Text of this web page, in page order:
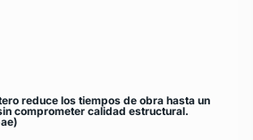
reduce los tiempos de obra hasta un
comprometer calidad estructural.